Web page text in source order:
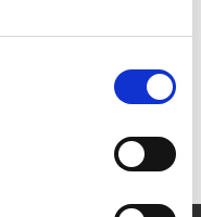
Ricerca in Corso!